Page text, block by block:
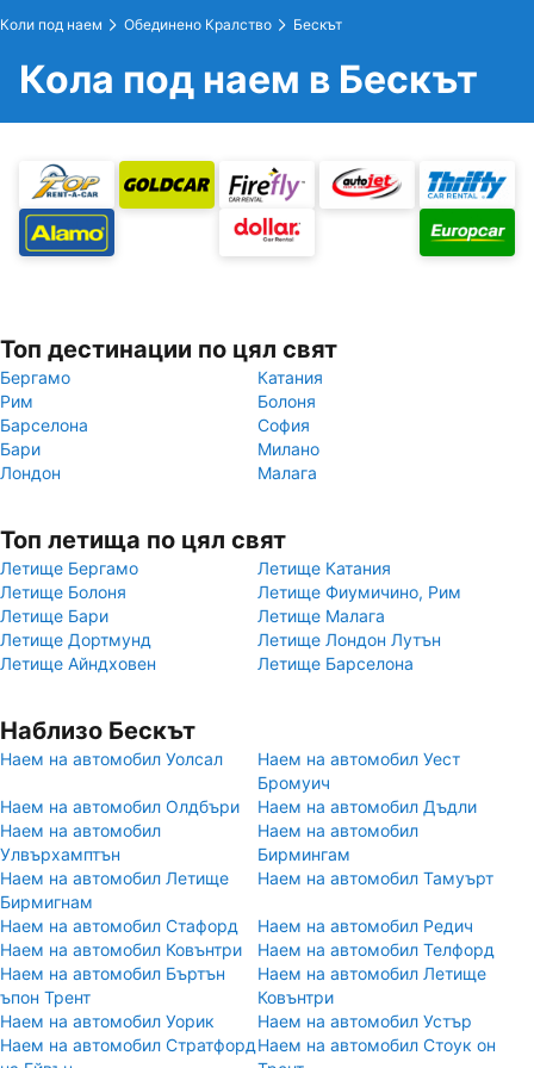
Коли под наем Обединено Кралство Бескът
Кола под наем в Бескът
Топ дестинации по цял свят
Бергамо
Катания
Рим
Болоня
Барселона
София
Бари
Милано
Лондон
Малага
Топ летища по цял свят
Летище Бергамо
Летище Катания
Летище Болоня
Летище Фиумичино, Рим
Летище Бари
Летище Малага
Летище Дортмунд
Летище Лондон Лутън
Летище Айндховен
Летище Барселона
Наблизо Бескът
Наем на автомобил Уолсал
Наем на автомобил Уест
Бромуич
Наем на автомобил Олдбъри
Наем на автомобил Дъдли
Наем на автомобил
Улвърхамптън
Наем на автомобил
Бирмингам
Наем на автомобил Летище
Бирмигнам
Наем на автомобил Тамуърт
Наем на автомобил Стафорд
Наем на автомобил Редич
Наем на автомобил Ковънтри
Наем на автомобил Телфорд
Наем на автомобил Бъртън
ъпон Трент
Наем на автомобил Летище
Ковънтри
Наем на автомобил Уорик
Наем на автомобил Устър
Наем на автомобил СтратфордНаем на автомобил Стоук он